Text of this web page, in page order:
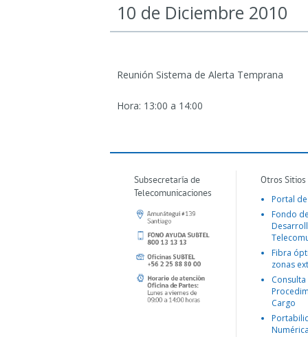
10 de Diciembre 2010
Reunión Sistema de Alerta Temprana
Hora: 13:00 a 14:00
Subsecretaría de
Telecomunicaciones
Otros
Portal
Fondo
Fibra
zonas
Consulta
Cargo